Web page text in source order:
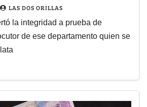
LAS DOS ORILLAS
la integridad a prueba de
de ese departamento quien se